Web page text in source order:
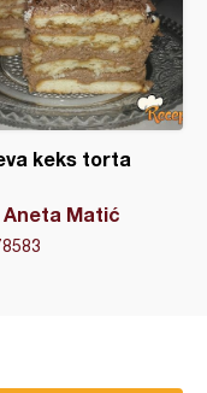
keks torta
Aneta Matić